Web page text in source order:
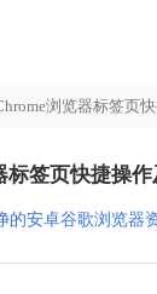
浏览器标签页快
标签页快捷操
的安卓谷歌浏览器